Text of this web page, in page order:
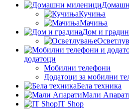
Кучиња
Мачиња
Дом и
додатоци
Мобилни телефони
Додатоци за мобилни
Бела техника
Мали
IT Shop